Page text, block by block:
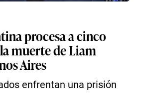
procesa a cinco
muerte de Liam
Aires
enfrentan una prisión